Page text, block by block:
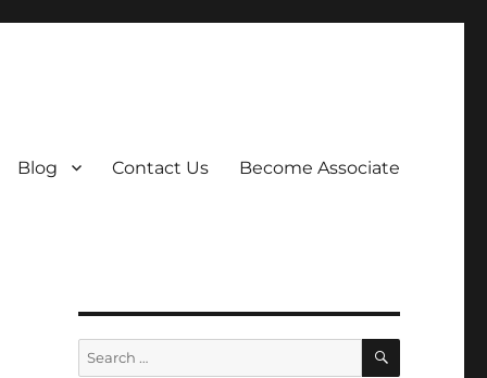
Blog Contact Us Become Associate
Search
for:
SEARCH